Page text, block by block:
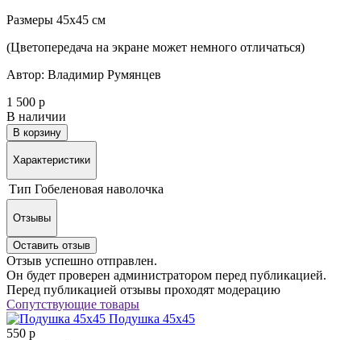
Размеры 45х45 см
(Цветопередача на экране может немного отличаться)
Автор: Владимир Румянцев
1 500 р
В наличии
В корзину
Характеристики
Тип Гобеленовая наволочка
Отзывы
Оставить отзыв
Отзыв успешно отправлен.
Он будет проверен администратором перед публикацией.
Перед публикацией отзывы проходят модерацию
Сопутствующие товары
Подушка 45х45
550 р